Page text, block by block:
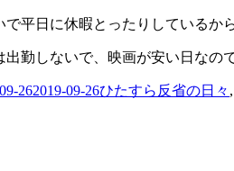
平日に休暇とったりしているか
勤しないで、映画が安い日なの
262019-09-26カ
ひたすら反省の日々 ,